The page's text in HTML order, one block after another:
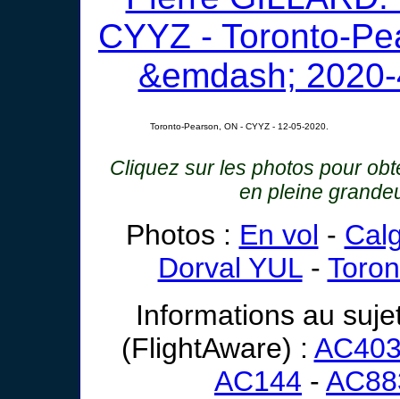
Toronto-Pearson, ON - CYYZ - 12-05-2020.
Cliquez sur les photos pour
en pleine
Photos : En vol -
Dorval YUL-
Informations au
(FlightAware) :
AC144 -